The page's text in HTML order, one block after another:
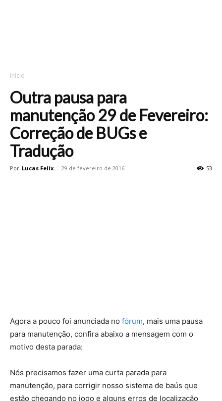
Início
Outra pausa para
manutenção 29 de Fevereiro:
Correção de BUGs e
Tradução
Por Lucas Felix - 29 de fevereiro de 2016 53
Agora a pouco foi anunciada no fórum, mais uma pausa
para manutenção, confira abaixo a mensagem com o
motivo desta parada:
Nós precisamos fazer uma curta parada para
manutenção, para corrigir nosso sistema de baús que
estão chegando no jogo e alguns erros de localização